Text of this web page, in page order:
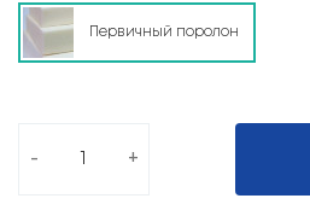
Первичный поролон
- +